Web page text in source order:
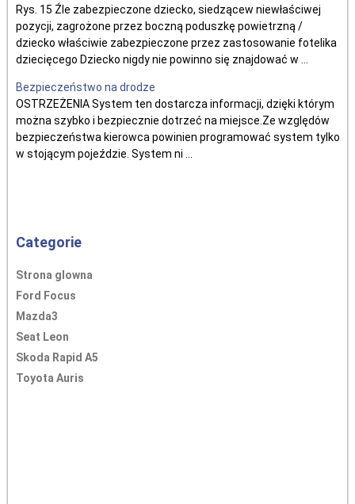
Rys. 15 Źle zabezpieczone dziecko, siedzącew niewłaściwej
pozycji, zagrożone przez boczną poduszkę powietrzną /
dziecko właściwie zabezpieczone przez zastosowanie fotelika
dziecięcego Dziecko nigdy nie powinno się znajdować w ...
Bezpieczeństwo na drodze
OSTRZEŻENIA System ten dostarcza informacji, dzięki którym
można szybko i bezpiecznie dotrzeć na miejsce.Ze względów
bezpieczeństwa kierowca powinien programować system tylko
w stojącym pojeździe. System ni ...
Categorie
Strona glowna
Ford Focus
Mazda3
Seat Leon
Skoda Rapid A5
Toyota Auris